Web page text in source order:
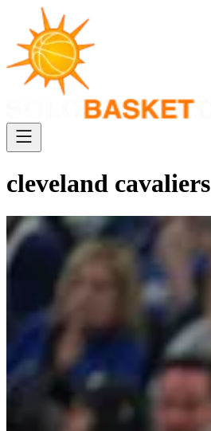
cleveland cavaliers